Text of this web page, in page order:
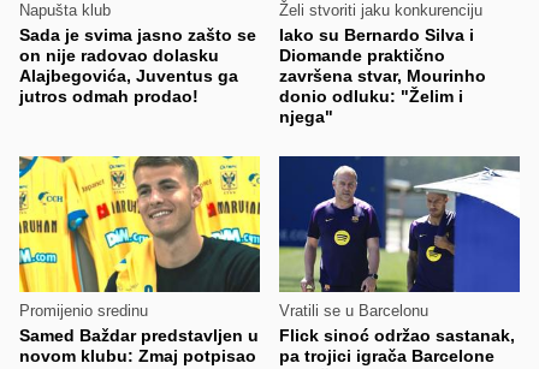
Napušta klub
Sada je svima jasno zašto se
on nije radovao dolasku
Alajbegovića, Juventus ga
jutros odmah prodao!
Želi stvoriti jaku konkurenciju
Iako su Bernardo Silva i
Diomande praktično
završena stvar, Mourinho
donio odluku: "Želim i
njega"
Promijenio sredinu
Samed Baždar predstavljen u
novom klubu: Zmaj potpisao
Vratili se u Barcelonu
Flick sinoć održao sastanak,
pa trojici igrača Barcelone